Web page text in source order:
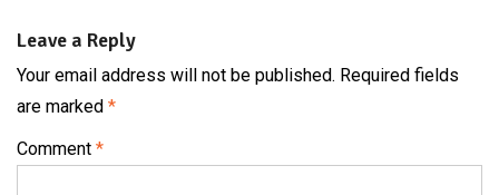
Leave a Reply
Your email address will not be published. Required fields
are marked *
Comment *